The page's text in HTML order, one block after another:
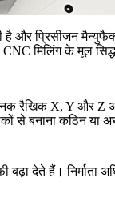
है और प्रिसीजन
मिलिंग के मूल
रैखिक X, Y और Z
से बनाना कठिन या
बढ़ा देते हैं।